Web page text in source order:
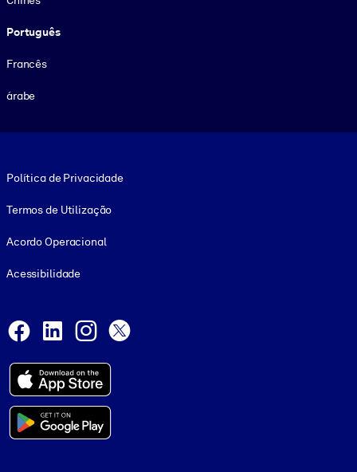
Português
Francês
árabe
Política de Privacidade
Termos de Utilização
Acordo Operacional
Acessibilidade
Facebook
LinkedInInstagram